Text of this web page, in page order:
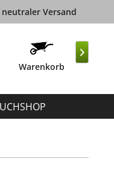
Versand
Warenkorb
